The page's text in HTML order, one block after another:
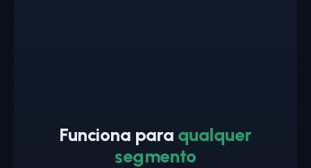
Funciona para qualquer
segmento